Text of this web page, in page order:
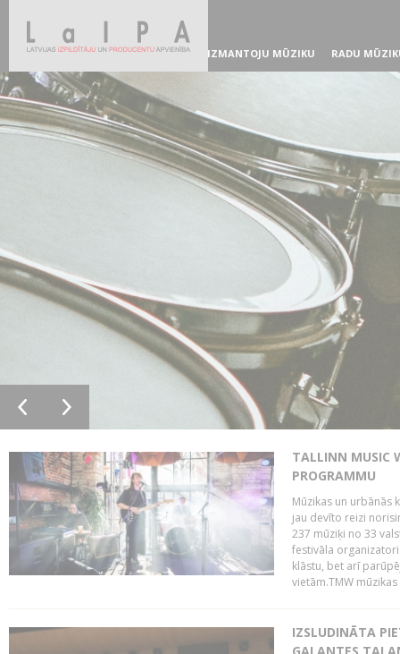
IZMANTOJU MŪZIKU RADU
TALLINN MUSIC
PROGRAMMU
Mūzikas un urbānās
jau devīto reizi
237 mūziķi no 33
festivāla
klāstu, bet arī
vietām.TMW
IZSLUDINĀTA